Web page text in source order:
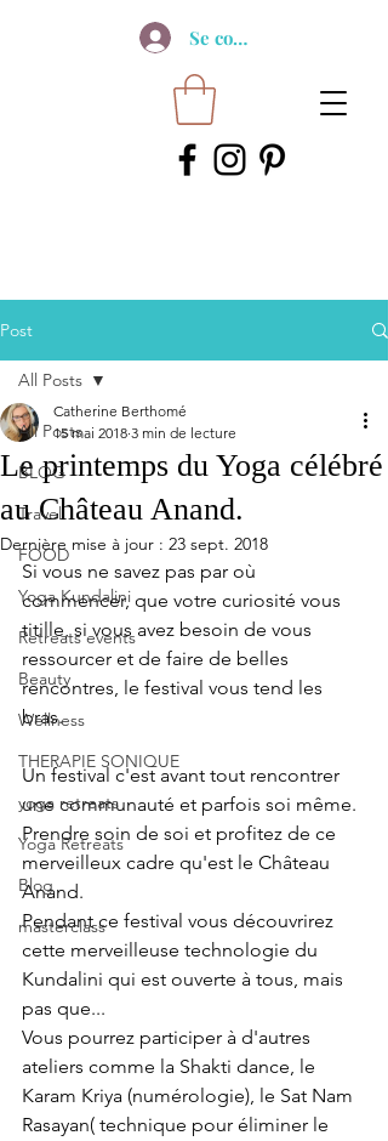
Se connecter
Post
All Posts
BLOG
Travel
FOOD
Yoga Kundalini
Retreats events
Beauty
Wellness
THERAPIE SONIQUE
yoga retreats
Yoga Retreats
Blog
masterclass
All Posts
Le printemps du Yoga célébré
au Château Anand.
Catherine Berthomé
15 mai 2018 3 min de lecture
Dernière mise à jour : 23 sept. 2018
Si vous ne savez pas par où
commencer, que votre curiosité vous
titille, si vous avez besoin de vous
ressourcer et de faire de belles
rencontres, le festival vous tend les
bras.
Un festival c'est avant tout rencontrer
une communauté et parfois soi même.
Prendre soin de soi et profitez de ce
merveilleux cadre qu'est le Château
Anand.
Pendant ce festival vous découvrirez
cette merveilleuse technologie du
Kundalini qui est ouverte à tous, mais
pas que...
Vous pourrez participer à d'autres
ateliers comme la Shakti dance, le
Karam Kriya (numérologie), le Sat Nam
Rasayan( technique pour éliminer le